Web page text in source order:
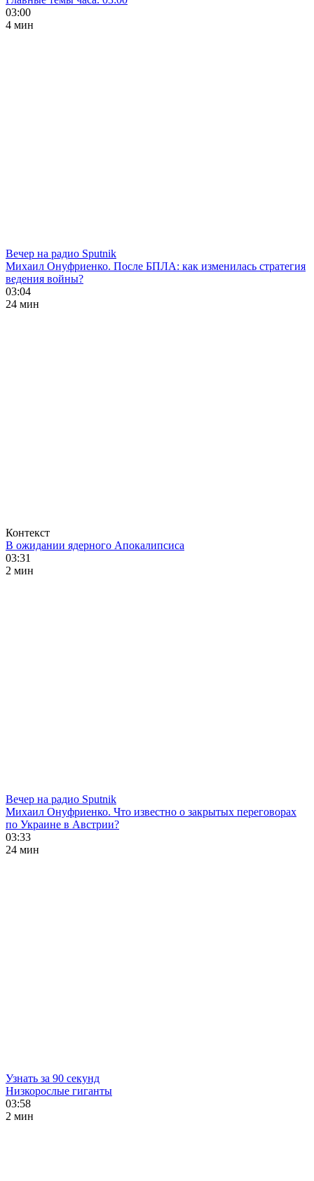
03:00
4 мин
Вечер на радио Sputnik
Михаил Онуфриенко. После БПЛА: как изменилась стратегия
ведения войны?
03:04
24 мин
Контекст
В ожидании ядерного Апокалипсиса
03:31
2 мин
Вечер на радио Sputnik
Михаил Онуфриенко. Что известно о закрытых переговорах
по Украине в Австрии?
03:33
24 мин
Узнать за 90 секунд
Низкорослые гиганты
03:58
2 мин